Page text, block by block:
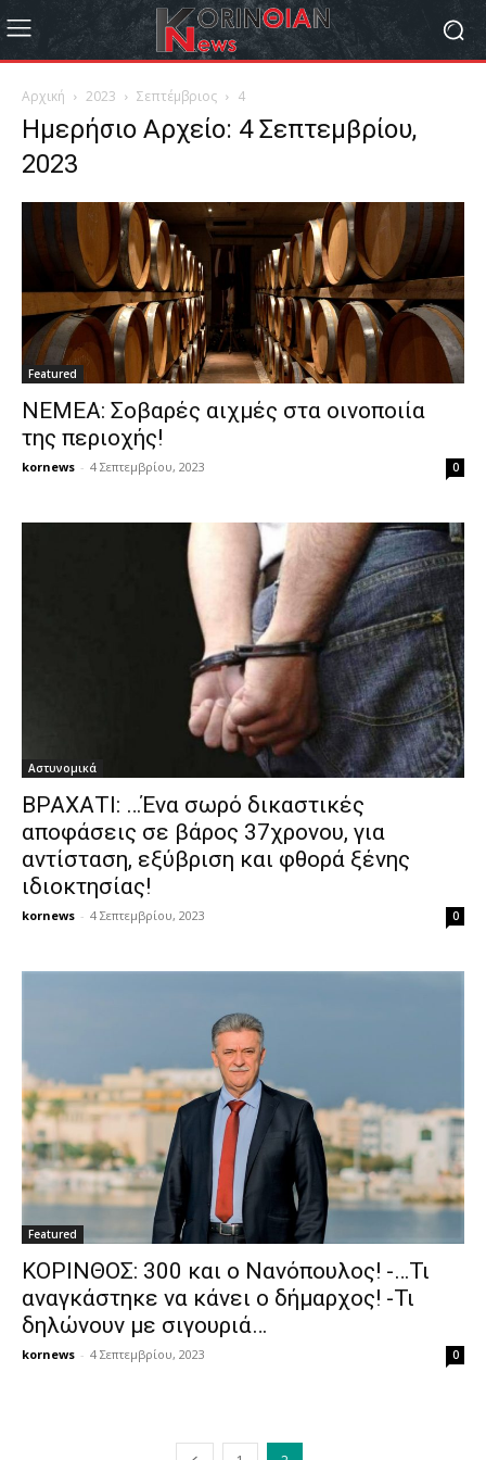
Αρχική 2023 Σεπτέμβριος 4
Ημερήσιο Αρχείο: 4 Σεπτεμβρίου,
2023
Featured
ΝΕΜΕΑ: Σοβαρές αιχμές στα οινοποιία
της περιοχής!
kornews - 4 Σεπτεμβρίου, 2023 0
Αστυνομικά
ΒΡΑΧΑΤΙ: …Ένα σωρό δικαστικές
αποφάσεις σε βάρος 37χρονου, για
αντίσταση, εξύβριση και φθορά ξένης
ιδιοκτησίας!
kornews - 4 Σεπτεμβρίου, 2023 0
Featured
ΚΟΡΙΝΘΟΣ: 300 και ο Νανόπουλος! -…Τι
αναγκάστηκε να κάνει ο δήμαρχος! -Τι
δηλώνουν με σιγουριά…
kornews - 4 Σεπτεμβρίου, 2023 0